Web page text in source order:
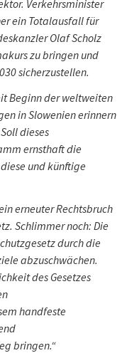
Verkehrsminister
ein Totalausfall für
Olaf Scholz
zu bringen und
sicherzustellen.
Beginn der weltweiten
in Slowenien erinnern
dieses
ernsthaft die
und künftige
erneuter Rechtsbruch
Schlimmer noch: Die
durch die
abzuschwächen.
des Gesetzes
handfeste
bringen.“